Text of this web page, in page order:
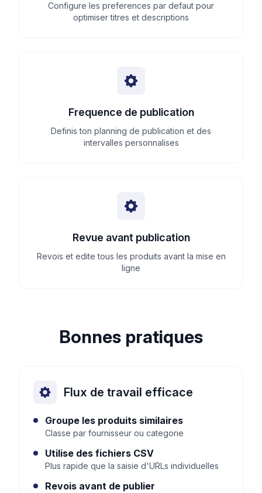
Configure les preferences par defaut pour
optimiser titres et descriptions
Frequence de publication
Definis ton planning de publication et des
intervalles personnalises
Revue avant publication
Revois et edite tous les produits avant la mise en
ligne
Bonnes pratiques
Flux de travail efficace
Groupe les produits similaires
Classe par fournisseur ou categorie
Utilise des fichiers CSV
Plus rapide que la saisie d'URLs individuelles
Revois avant de publier